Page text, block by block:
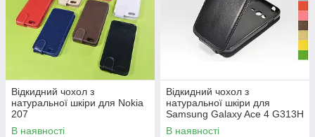
Відкидний чохол з
натуральної шкіри для Nokia
207
В наявності
Відкидний чохол з
натуральної шкіри для
Samsung Galaxy Ace 4 G313H
В наявності